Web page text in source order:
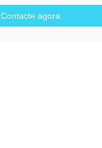
Contacte agora